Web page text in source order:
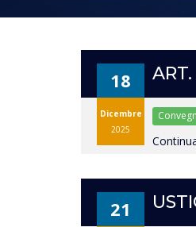
18
Dicembre
2025
21